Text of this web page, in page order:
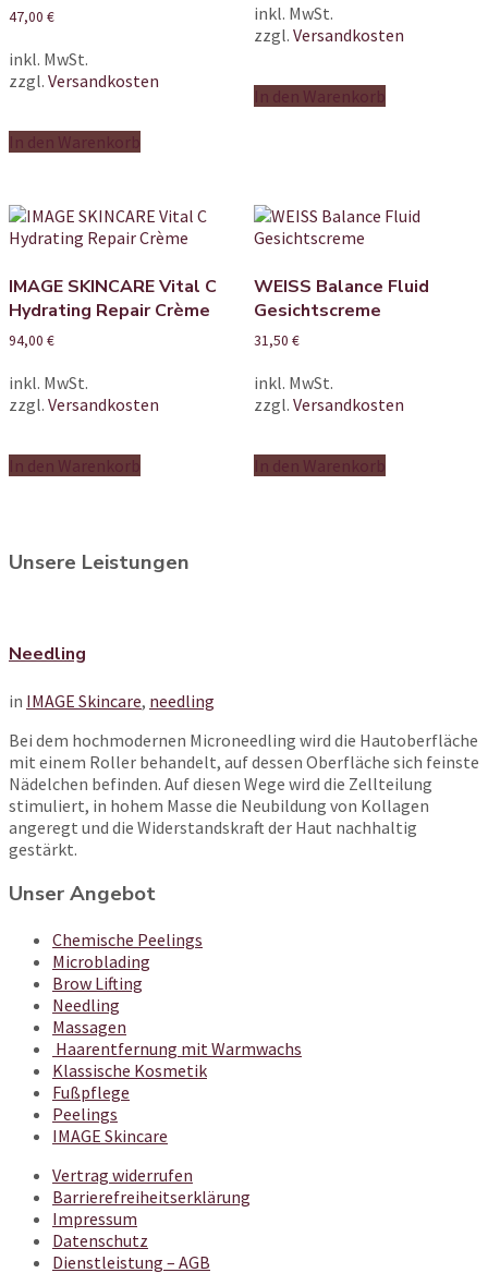
47,00 €
inkl. MwSt.
zzgl. Versandkosten
In den Warenkorb
inkl. MwSt.
zzgl. Versandkosten
In den Warenkorb
IMAGE SKINCARE Vital C
Hydrating Repair Crème
94,00 €
inkl. MwSt.
zzgl. Versandkosten
In den Warenkorb
WEISS Balance Fluid
Gesichtscreme
31,50 €
inkl. MwSt.
zzgl. Versandkosten
In den Warenkorb
Unsere Leistungen
Needling
in IMAGE Skincare, needling
Bei dem hochmodernen Microneedling wird die Hautoberfläche
mit einem Roller behandelt, auf dessen Oberfläche sich feinste
Nädelchen befinden. Auf diesen Wege wird die Zellteilung
stimuliert, in hohem Masse die Neubildung von Kollagen
angeregt und die Widerstandskraft der Haut nachhaltig
gestärkt.
Unser Angebot
Chemische Peelings
Microblading
Brow Lifting
Needling
Massagen
Haarentfernung mit Warmwachs
Klassische Kosmetik
Fußpflege
Peelings
IMAGE Skincare
Vertrag widerrufen
Barrierefreiheitserklärung
Impressum
Datenschutz
Dienstleistung – AGB